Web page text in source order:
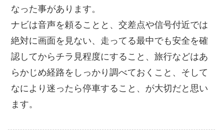
なった事があります。
ナビは音声を頼ることと、交差点や信号付近では
絶対に画面を見ない、走ってる最中でも安全を確
認してからチラ見程度にすること、旅行などはあ
らかじめ経路をしっかり調べておくこと、そして
なにより迷ったら停車すること、が大切だと思い
ます。